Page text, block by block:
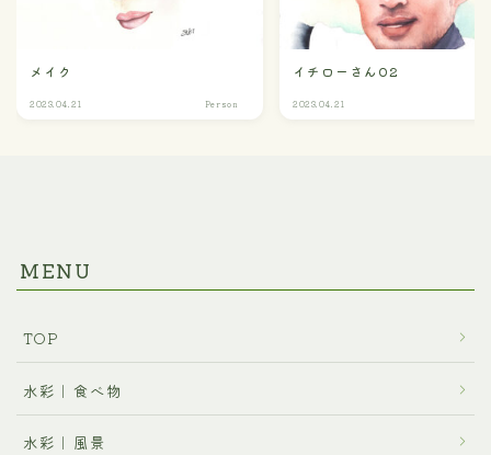
メイク
2023.04.21 Person
イチローさん02
2023.04.21
MENU
TOP
水彩｜食べ物
水彩｜風景